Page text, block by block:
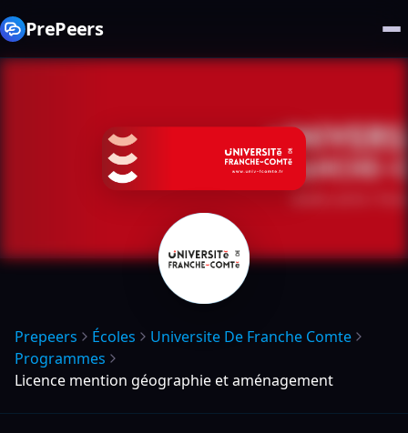
PrePeers
Prepeers Écoles
Universite De Franche Comte
Programmes
Licence mention géographie et aménagement